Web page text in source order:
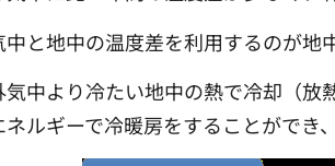
中と地中の温度差を利用するのが地
気中より冷たい地中の熱で冷却（
ルギーで冷暖房をすることができ